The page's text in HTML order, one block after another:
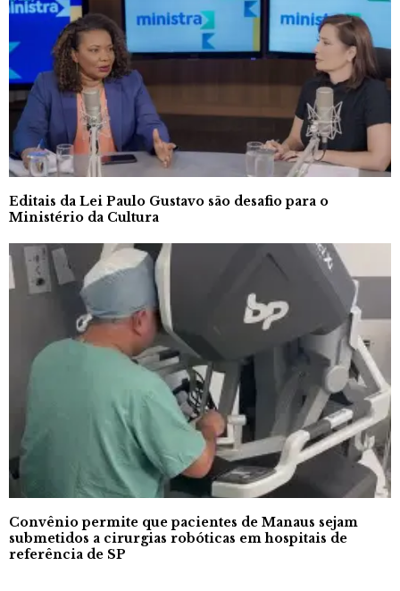
Editais da Lei Paulo Gustavo são desafio para o
Ministério da Cultura
Convênio permite que pacientes de Manaus sejam
submetidos a cirurgias robóticas em hospitais de
referência de SP